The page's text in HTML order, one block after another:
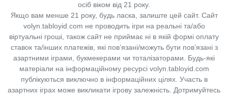
осіб віком від 21 року.
Якщо вам менше 21 року, будь ласка, залиште цей сайт. Сайт
volyn.tabloyid.com не проводить ігри на реальні та/або
віртуальні гроші, також сайт не приймає ні в якій формі оплату
ставок та/інших платежів, які пов’язані/можуть бути пов’язані з
азартними іграми, букмекерами чи тоталізаторами. Будь-які
матеріали на інформаційному ресурсі volyn.tabloyid.com
публікуються виключно в інформаційних цілях. Участь в
азартних іграх може викликати ігрову залежність. Дотримуйтесь